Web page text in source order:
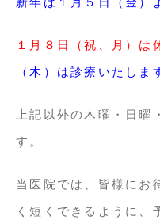
１月８日（祝、月）は
（木）は診療いたしま
上記以外の木曜・日
す。
当医院では、皆様にお
く短くできるように、